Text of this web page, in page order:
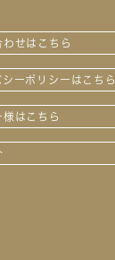
わせはこちら
シーポリシーはこちら
様はこちら